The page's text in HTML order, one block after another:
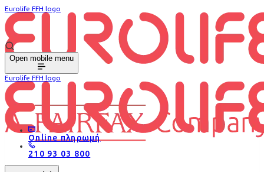
Eurolife FFH logo
Open mobile menu
Eurolife FFH logo
Online πληρωμή
210 93 03 800